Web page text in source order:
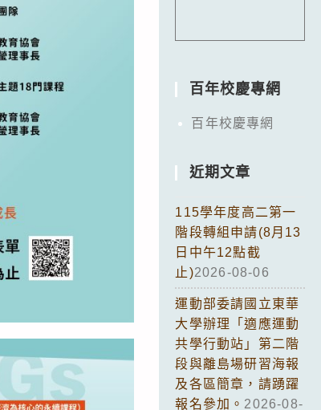
百年校慶專網
百年校慶專網
近期文章
115學年度高二第一
階段轉組申請(8月13
日中午12點截
止)2026-08-06
運動部委請國立東華
大學辦理「適應運動
共學行動站」第二階
段與離島場研習海報
及各區簡章，請踴躍
報名參加。 2026-08-